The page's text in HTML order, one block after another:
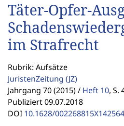
Täter-Opfer-
im Strafrecht
Rubrik: Aufsätze
JuristenZeitung (JZ)
Jahrgang 70 (2015) / Heft 10, S.
Publiziert 09.07.2018
DOI 10.1628/